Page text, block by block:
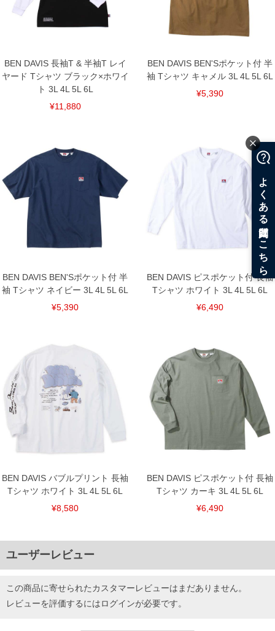
BEN DAVIS 長袖T & 半袖T レイ
ヤード Tシャツ ブラック×ホワイ
ト 3L 4L 5L 6L
¥11,880
BEN DAVIS BEN'Sポケット付 半
袖 Tシャツ キャメル 3L 4L 5L 6L
¥5,390
BEN DAVIS BEN'Sポケット付 半
袖 Tシャツ ネイビー 3L 4L 5L 6L
¥5,390
BEN DAVIS ピスポケット付 長袖
Tシャツ ホワイト 3L 4L 5L 6L
¥6,490
BEN DAVIS バブルプリント 長袖
Tシャツ ホワイト 3L 4L 5L 6L
¥8,580
BEN DAVIS ピスポケット付 長袖
Tシャツ カーキ 3L 4L 5L 6L
¥6,490
ユーザーレビュー
この商品に寄せられたカスタマーレビューはまだありません。
レビューを評価するにはログインが必要です。